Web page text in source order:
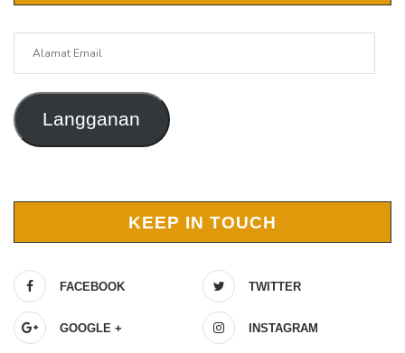
Langganan
KEEP IN TOUCH
FACEBOOK TWITTER
GOOGLE + INSTAGRAM